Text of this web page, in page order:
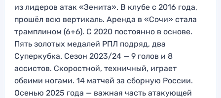
из лидеров атак «Зенита». В клубе с 2016 года,
прошёл всю вертикаль. Аренда в «Сочи» стала
трамплином (6+6). С 2020 постоянно в основе.
Пять золотых медалей РПЛ подряд, два
Суперкубка. Сезон 2023/24 — 9 голов и 8
ассистов. Скоростной, техничный, играет
обеими ногами. 14 матчей за сборную России.
Осенью 2025 года — важная часть атакующей